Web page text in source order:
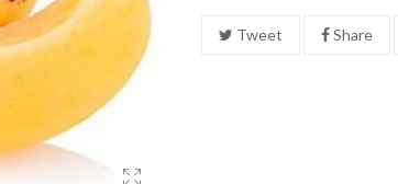
Tweet Share